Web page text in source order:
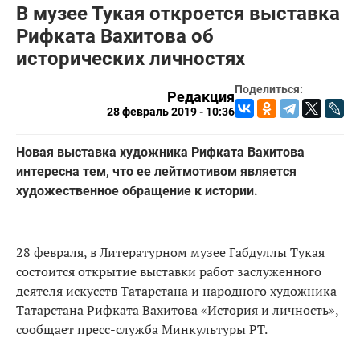
В музее Тукая откроется выставка
Рифката Вахитова об
исторических личностях
Поделиться:
Редакция
28 февраль 2019 - 10:36
Новая выставка художника Рифката Вахитова
интересна тем, что ее лейтмотивом является
художественное обращение к истории.
28 февраля, в Литературном музее Габдуллы Тукая
состоится открытие выставки работ заслуженного
деятеля искусств Татарстана и народного художника
Татарстана Рифката Вахитова «История и личность»,
сообщает пресс-служба Минкультуры РТ.